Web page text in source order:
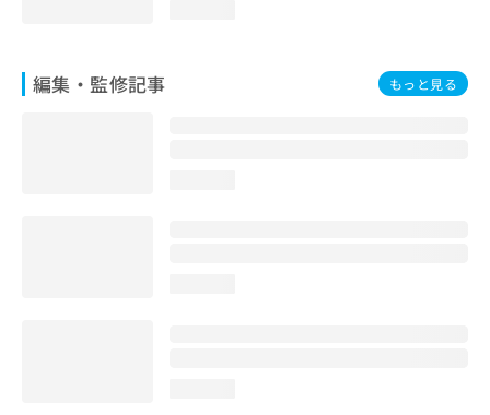
編集・監修記事 もっと見る